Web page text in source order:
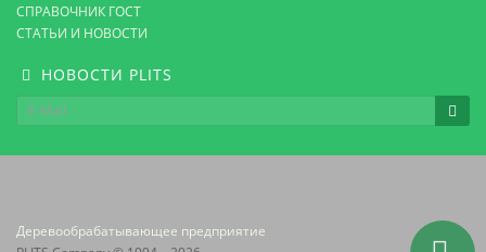
СПРАВОЧНИК ГОСТ
СТАТЬИ И НОВОСТИ
НОВОСТИ PLITS
Деревообрабатывающее предприятие